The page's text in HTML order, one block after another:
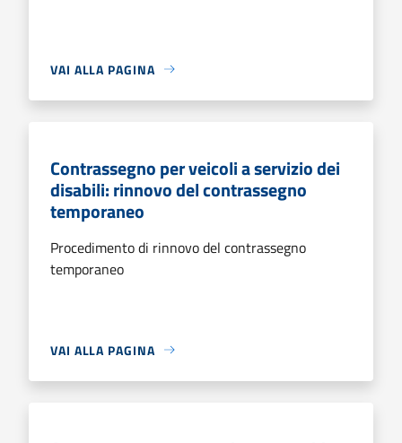
VAI ALLA PAGINA
Contrassegno per veicoli a servizio dei
disabili: rinnovo del contrassegno
temporaneo
Procedimento di rinnovo del contrassegno
temporaneo
VAI ALLA PAGINA